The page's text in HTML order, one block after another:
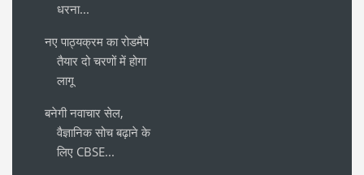
धरना...
नए पाठ्यक्रम का रोडमैप
तैयार दो चरणों में होगा
लागू
बनेगी नवाचार सेल,
वैज्ञानिक सोच बढ़ाने के
लिए CBSE...